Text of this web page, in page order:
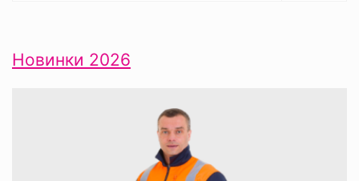
Новинки 2026